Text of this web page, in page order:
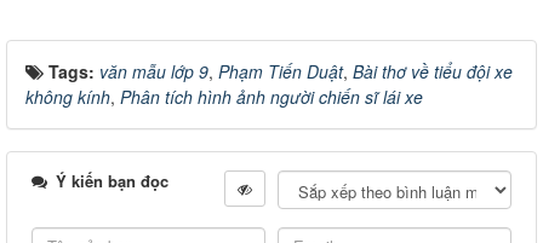
Tags: văn mẫu lớp 9, Phạm Tiến Duật, Bài thơ về tiểu đội xe
không kính, Phân tích hình ảnh người chiến sĩ lái xe
Ý kiến bạn đọc